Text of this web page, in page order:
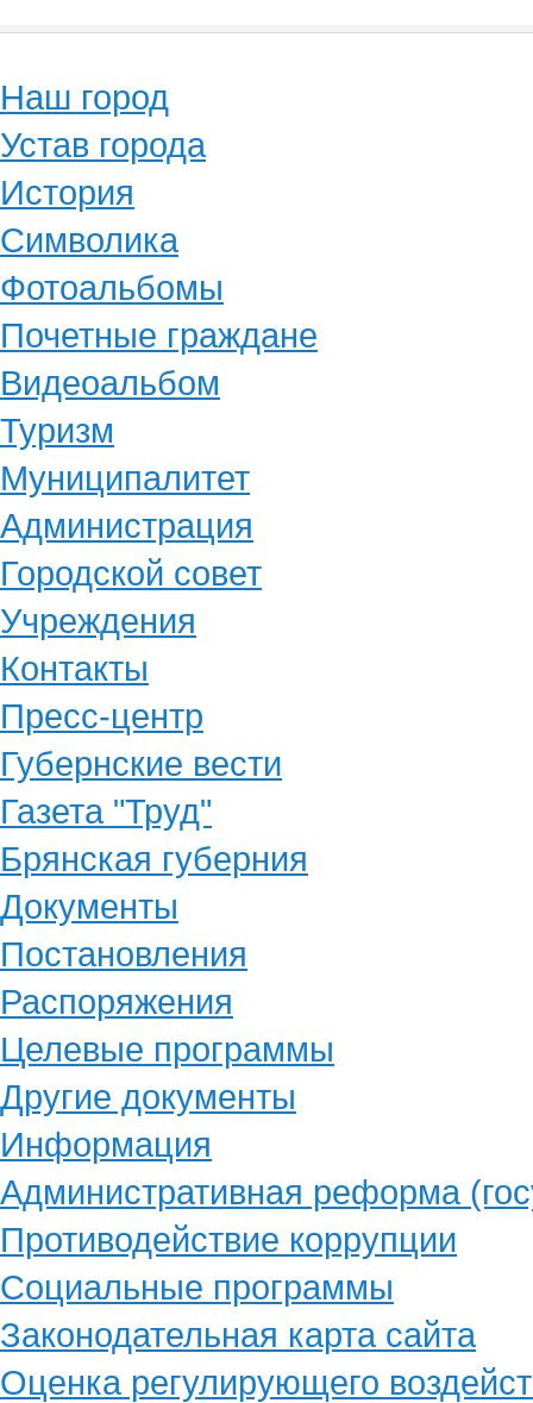
Наш город
Устав города
История
Символика
Фотоальбомы
Почетные граждане
Видеоальбом
Туризм
Муниципалитет
Администрация
Городской совет
Учреждения
Контакты
Пресс-центр
Губернские вести
Газета "Труд"
Брянская губерния
Документы
Постановления
Распоряжения
Целевые программы
Другие документы
Информация
Административная реформа
Противодействие коррупции
Социальные программы
Законодательная карта сайта
Оценка регулирующего